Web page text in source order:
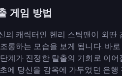
게임 방법
의 캐릭터인 헨리 스틱맨이 외
롱하는 모습을 보게 됩니다. 바
계가 진정한 탈출의 기회로 이
에 당신을 감옥에 가두었던 은